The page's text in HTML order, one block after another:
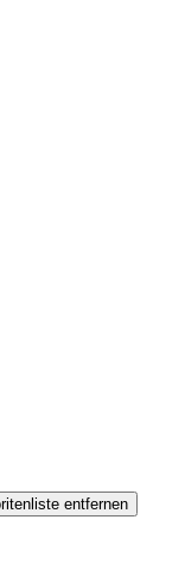
entfernen